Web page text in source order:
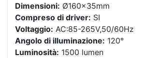
Dimensioni: Ø160x35mm
Compreso di driver: SI
Voltaggio: AC:85-265V,50/60Hz
Angolo di illuminazione: 120°
Luminosità: 1500 lumen